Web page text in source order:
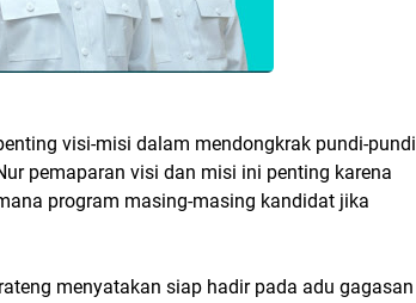
visi-misi dalam mendongkrak pundi-pundi
pemaparan visi dan misi ini penting karena
program masing-masing kandidat jika
menyatakan siap hadir pada adu gagasan